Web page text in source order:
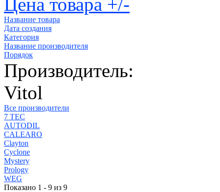
Название товара
Дата создания
Категория
Название производителя
Порядок
Производитель:
Vitol
Все производители
7 TEC
AUTODIL
CALEARO
Clayton
Cyclone
Mystery
Prology
WEG
Показано 1 - 9 из 9